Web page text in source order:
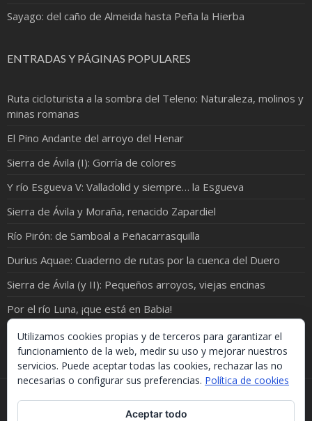
Sayago: del caño de Almeida hasta Peña la Hierba
ENTRADAS Y PÁGINAS POPULARES
Ruta cicloturista a la sombra del Teleno: Naturaleza, molinos y
minas romanas
El Pino Andante del arroyo del Henar
Sierra de Ávila (I): Gorría de colores
Y río Esgueva V: Valladolid y siempre… la Esgueva
Sierra de Ávila y Moraña, renacido Zapardiel
Río Pirón: de Samboal a Peñacarrasquilla
Durius Aquae: Cuaderno de rutas por la cuenca del Duero
Sierra de Ávila (y II): Pequeños arroyos, viejas encinas
Por el río Luna, ¡que está en Babia!
Peñas de Gozón... desde el río
Si necesitas algo de este blog puedes cogerlo, lo único
que te pido es que menciones la procedencia. Gracias.
Utilizamos cookies propias y de terceros para garantizar el
funcionamiento de la web, medir su uso y mejorar nuestros
servicios. Puede aceptar todas las cookies, rechazar las no
necesarias o configurar sus preferencias. Política de cookies
Aceptar todo